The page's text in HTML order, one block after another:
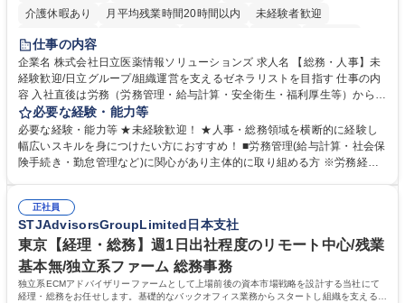
介護休暇あり 月平均残業時間20時間以内
未経験者歓迎
住宅手当あり
育休あり
完全週休2日制 交通費支給 土日祝休み 寮・社宅あり
仕事の内容
企業名 株式会社日立医薬情報ソリューションズ 求人名 【総務・人事】未
経験歓迎/日立グループ/組織運営を支えるゼネラリストを目指す 仕事の内
容 入社直後は労務（労務管理・給与計算・安全衛生・福利厚生等）からお
任せいたします。将来は総務・採用・教育業務へ守備範囲を広げ、組織運
営を支えるゼネラリストをめざせます。 ・初期業務：労働時間管理、給与
計算、社会保険対応、福利厚生管理、安全衛生、健康経営推進等をお任せ
します。ご経験に応じて、休職者管理など、幅広く経験を積んでいただき
幅広く経験を積みたい意欲がある方に最適な環境です。 募集職種 【総
務・人事】未経験歓迎/日立グループ/組織運営を支えるゼネラリストを目
指す
必要な経験・能力等
必要な経験・能力等 ★未経験歓迎！ ★人事・総務領域を横断的に経験し
幅広いスキルを身につけたい方におすすめ！ ■労務管理(給与計算・社会保
険手続き・勤怠管理など)に関心があり主体的に取り組める方 ※労務経験
のご経験 ■労務管理（給与計算・社会保険手続き・勤怠管理など）の経験
■衛生管理者の資格をお持ちの方 学歴・資格 学歴：大学院 大学 高専 短大
専修学校 高校 語学力： 資格：
正社員
STJAdvisorsGroupLimited日本支社
東京【経理・総務】週1日出社程度のリモート中心/残業
基本無/独立系ファーム 総務事務
独立系ECMアドバイザリーファームとして上場前後の資本市場戦略を設計する当社にて
経理・総務をお任せします。基礎的なバックオフィス業務からスタートし組織を支える専